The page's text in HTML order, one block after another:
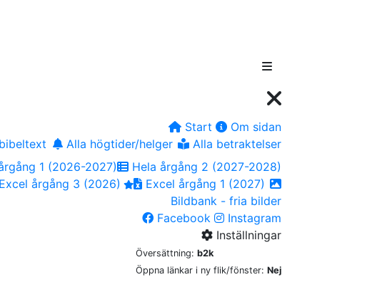
Start
Om sidan
Alla högtider/helger
Alla betraktelser
1 (2026-2027)
Hela årgång 2 (2027-2028)
Excel årgång 3 (2026)
Excel årgång 1 (2027)
Bildbank - fria bilder
Facebook
Instagram
Inställningar
Översättning: b2k
Öppna länkar i ny flik/fönster: Nej